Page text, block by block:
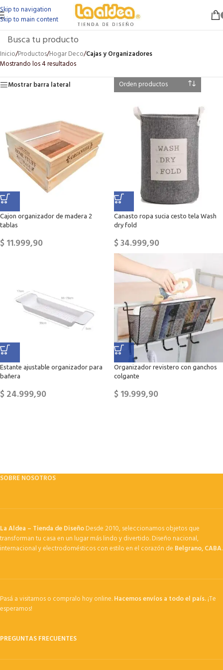
Skip to navigation
Skip to main content
Inicio/Productos/Hogar Deco/Cajas y Organizadores
Mostrando los 4 resultados
Mostrar barra lateral
Cajon organizador de madera 2
tablas
$11.999,90
Canasto ropa sucia cesto tela Wash
dry fold
$34.999,90
Estante ajustable organizador para
bañera
$24.999,90
Organizador revistero con ganchos
colgante
$19.999,90
SOBRE NOSOTROS
La Aldea – Tienda de DiseñoDesde 2010, seleccionamos objetos que
transforman tu casa en un lugar más lindo y divertido. Diseño nacional,
internacional y electrodomésticos con estilo en el corazón de Belgrano, CABA.
Pasá a visitarnos o compralo hoy online.Hacemos envíos a todo el país.¡Te
esperamos!
PREGUNTAS FRECUENTES